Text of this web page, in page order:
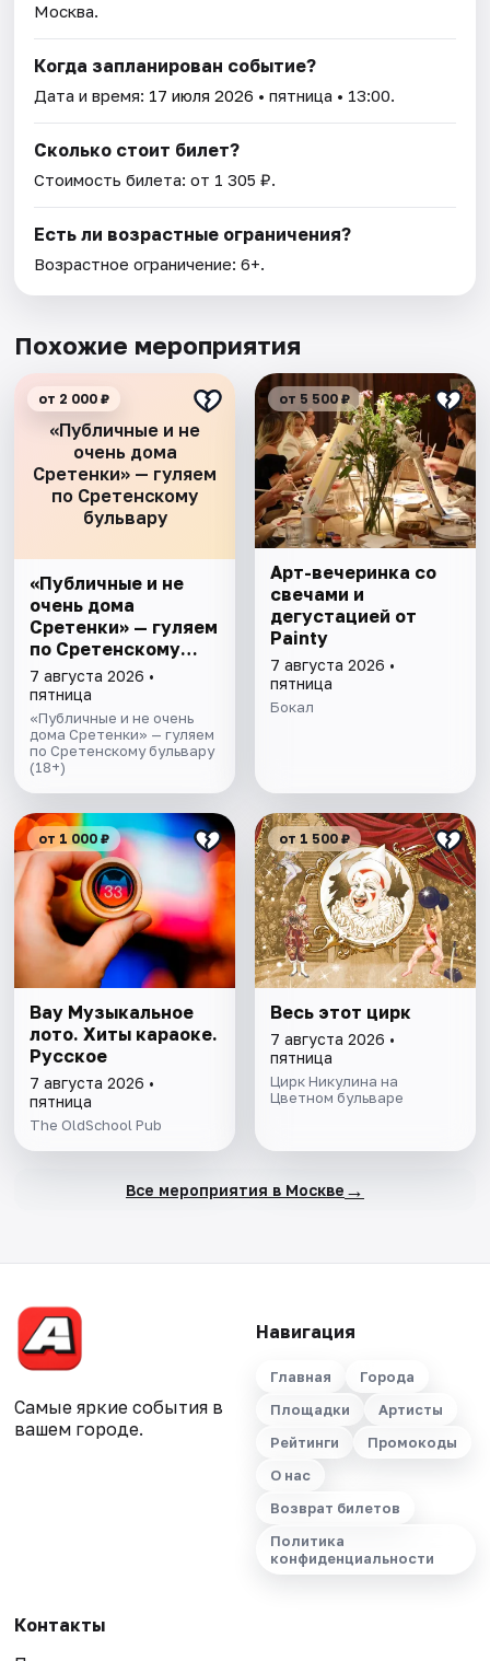
Москва.
Когда запланирован событие?
Дата и время: 17 июля 2026 • пятница • 13:00.
Сколько стоит билет?
Стоимость билета: от 1 305 ₽.
Есть ли возрастные ограничения?
Возрастное ограничение: 6+.
Похожие мероприятия
«Публичные и не
очень дома
Сретенки» — гуляем
по Сретенскому
бульвару
от 2 000 ₽
«Публичные и не
очень дома
Сретенки» — гуляем
по Сретенскому
бульвару
7 августа 2026 •
пятница
«Публичные и не очень
дома Сретенки» — гуляем
по Сретенскому бульвару
(18+)
от 5 500 ₽
Арт-вечеринка со
свечами и
дегустацией от
Painty
7 августа 2026 •
пятница
Бокал
от 1 000 ₽
Вау Музыкальное
лото. Хиты караоке.
Русское
7 августа 2026 •
пятница
The OldSchool Pub
от 1 500 ₽
Весь этот цирк
7 августа 2026 •
пятница
Цирк Никулина на
Цветном бульваре
Все мероприятия в Москве →
Самые яркие события в
вашем городе.
Навигация
Главная
Города
Площадки
Артисты
Рейтинги
Промокоды
О нас
Возврат билетов
Политика
конфиденциальности
Контакты